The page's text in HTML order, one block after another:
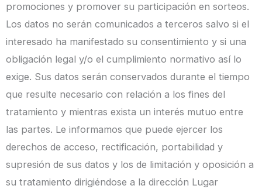
promociones y promover su participación en sorteos.
Los datos no serán comunicados a terceros salvo si el
interesado ha manifestado su consentimiento y si una
obligación legal y/o el cumplimiento normativo así lo
exige. Sus datos serán conservados durante el tiempo
que resulte necesario con relación a los fines del
tratamiento y mientras exista un interés mutuo entre
las partes. Le informamos que puede ejercer los
derechos de acceso, rectificación, portabilidad y
supresión de sus datos y los de limitación y oposición a
su tratamiento dirigiéndose a la dirección Lugar